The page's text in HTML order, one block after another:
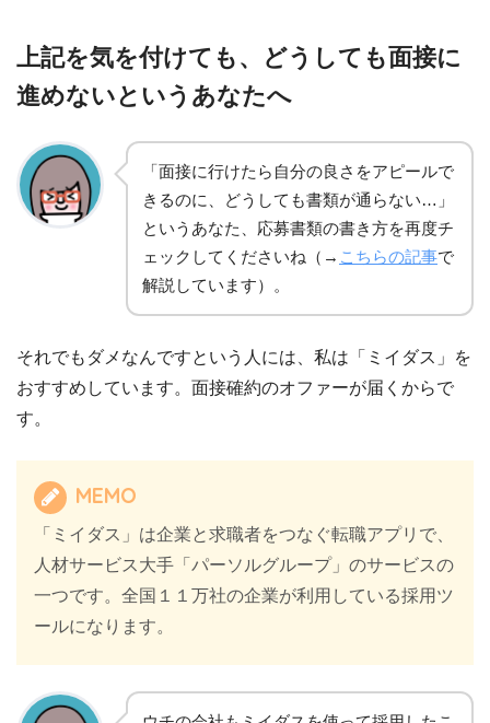
上記を気を付けても、どうしても面接に
進めないというあなたへ
「面接に行けたら自分の良さをアピールで
きるのに、どうしても書類が通らない…」
というあなた、応募書類の書き方を再度チ
ェックしてくださいね（→ こちらの記事で
解説しています）。
それでもダメなんですという人には、私は「ミイダス」を
おすすめしています。面接確約のオファーが届くからで
す。
MEMO
「ミイダス」は企業と求職者をつなぐ転職アプリで、
人材サービス大手「パーソルグループ」のサービスの
一つです。全国１１万社の企業が利用している採用ツ
ールになります。